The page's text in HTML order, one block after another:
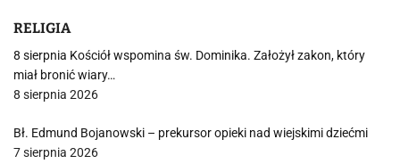
RELIGIA
8 sierpnia Kościół wspomina św. Dominika. Założył zakon, który
miał bronić wiary…
8 sierpnia 2026
Bł. Edmund Bojanowski – prekursor opieki nad wiejskimi dziećmi
7 sierpnia 2026